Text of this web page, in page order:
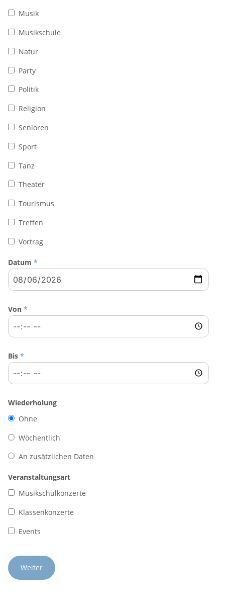
Musik
Musikschule
Natur
Party
Politik
Religion
Senioren
Sport
Tanz
Theater
Tourismus
Treffen
Vortrag
Datum *
Von *
Bis *
Wiederholung
Ohne
Wöchentlich
An zusätzlichen Daten
Veranstaltungsart
Musikschulkonzerte
Klassenkonzerte
Events